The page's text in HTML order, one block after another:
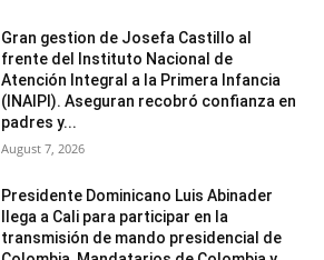
Gran gestion de Josefa Castillo al
frente del Instituto Nacional de
Atención Integral a la Primera Infancia
(INAIPI). Aseguran recobró confianza en
padres y...
August 7, 2026
Presidente Dominicano Luis Abinader
llega a Cali para participar en la
transmisión de mando presidencial de